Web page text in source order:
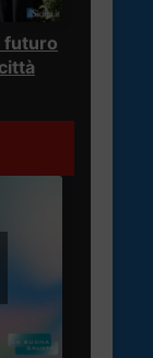
futuro